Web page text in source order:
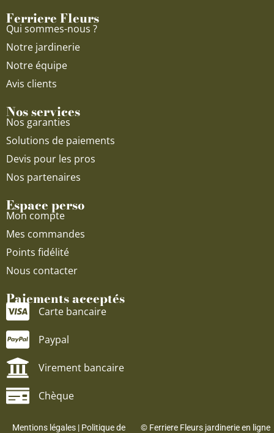
Ferriere Fleurs
Qui sommes-nous ?
Notre jardinerie
Notre équipe
Avis clients
Nos services
Nos garanties
Solutions de paiements
Devis pour les pros
Nos partenaires
Espace perso
Mon compte
Mes commandes
Points fidélité
Nous contacter
Paiements acceptés
Carte bancaire
Paypal
Virement bancaire
Chèque
Mentions légales| Politique de
© Ferriere Fleurs jardinerie en ligne